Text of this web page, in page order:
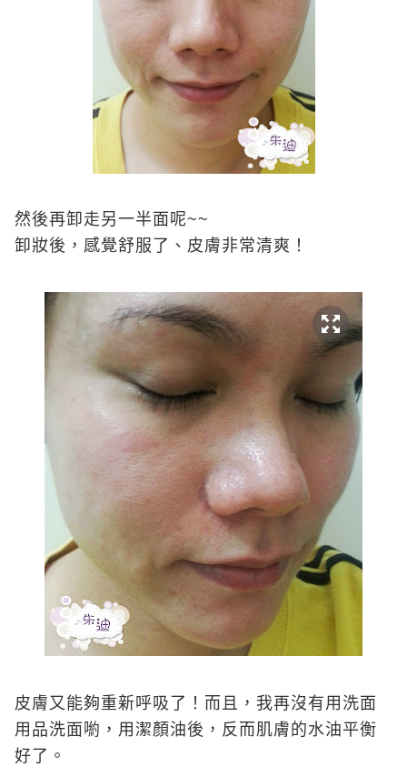
然後再卸走另一半面呢~~
卸妝後，感覺舒服了、皮膚非常清爽！
皮膚又能夠重新呼吸了！而且，我再沒有用洗面
用品洗面喲，用潔顏油後，反而肌膚的水油平衡
好了。